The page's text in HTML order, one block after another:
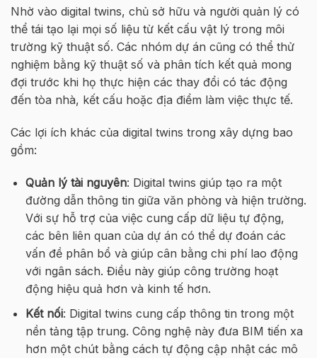
Nhờ vào digital twins, chủ sở hữu và người quản lý có
thể tái tạo lại mọi số liệu từ kết cấu vật lý trong môi
trường kỹ thuật số. Các nhóm dự án cũng có thể thử
nghiệm bằng kỹ thuật số và phân tích kết quả mong
đợi trước khi họ thực hiện các thay đổi có tác động
đến tòa nhà, kết cấu hoặc địa điểm làm việc thực tế.
Các lợi ích khác của digital twins trong xây dựng bao
gồm:
Quản lý tài nguyên: Digital twins giúp tạo ra một
đường dẫn thông tin giữa văn phòng và hiện trường.
Với sự hỗ trợ của việc cung cấp dữ liệu tự động,
các bên liên quan của dự án có thể dự đoán các
vấn đề phân bổ và giúp cân bằng chi phí lao động
với ngân sách. Điều này giúp công trường hoạt
động hiệu quả hơn và kinh tế hơn.
Kết nối: Digital twins cung cấp thông tin trong một
nền tảng tập trung. Công nghệ này đưa BIM tiến xa
hơn một chút bằng cách tự động cập nhật các mô